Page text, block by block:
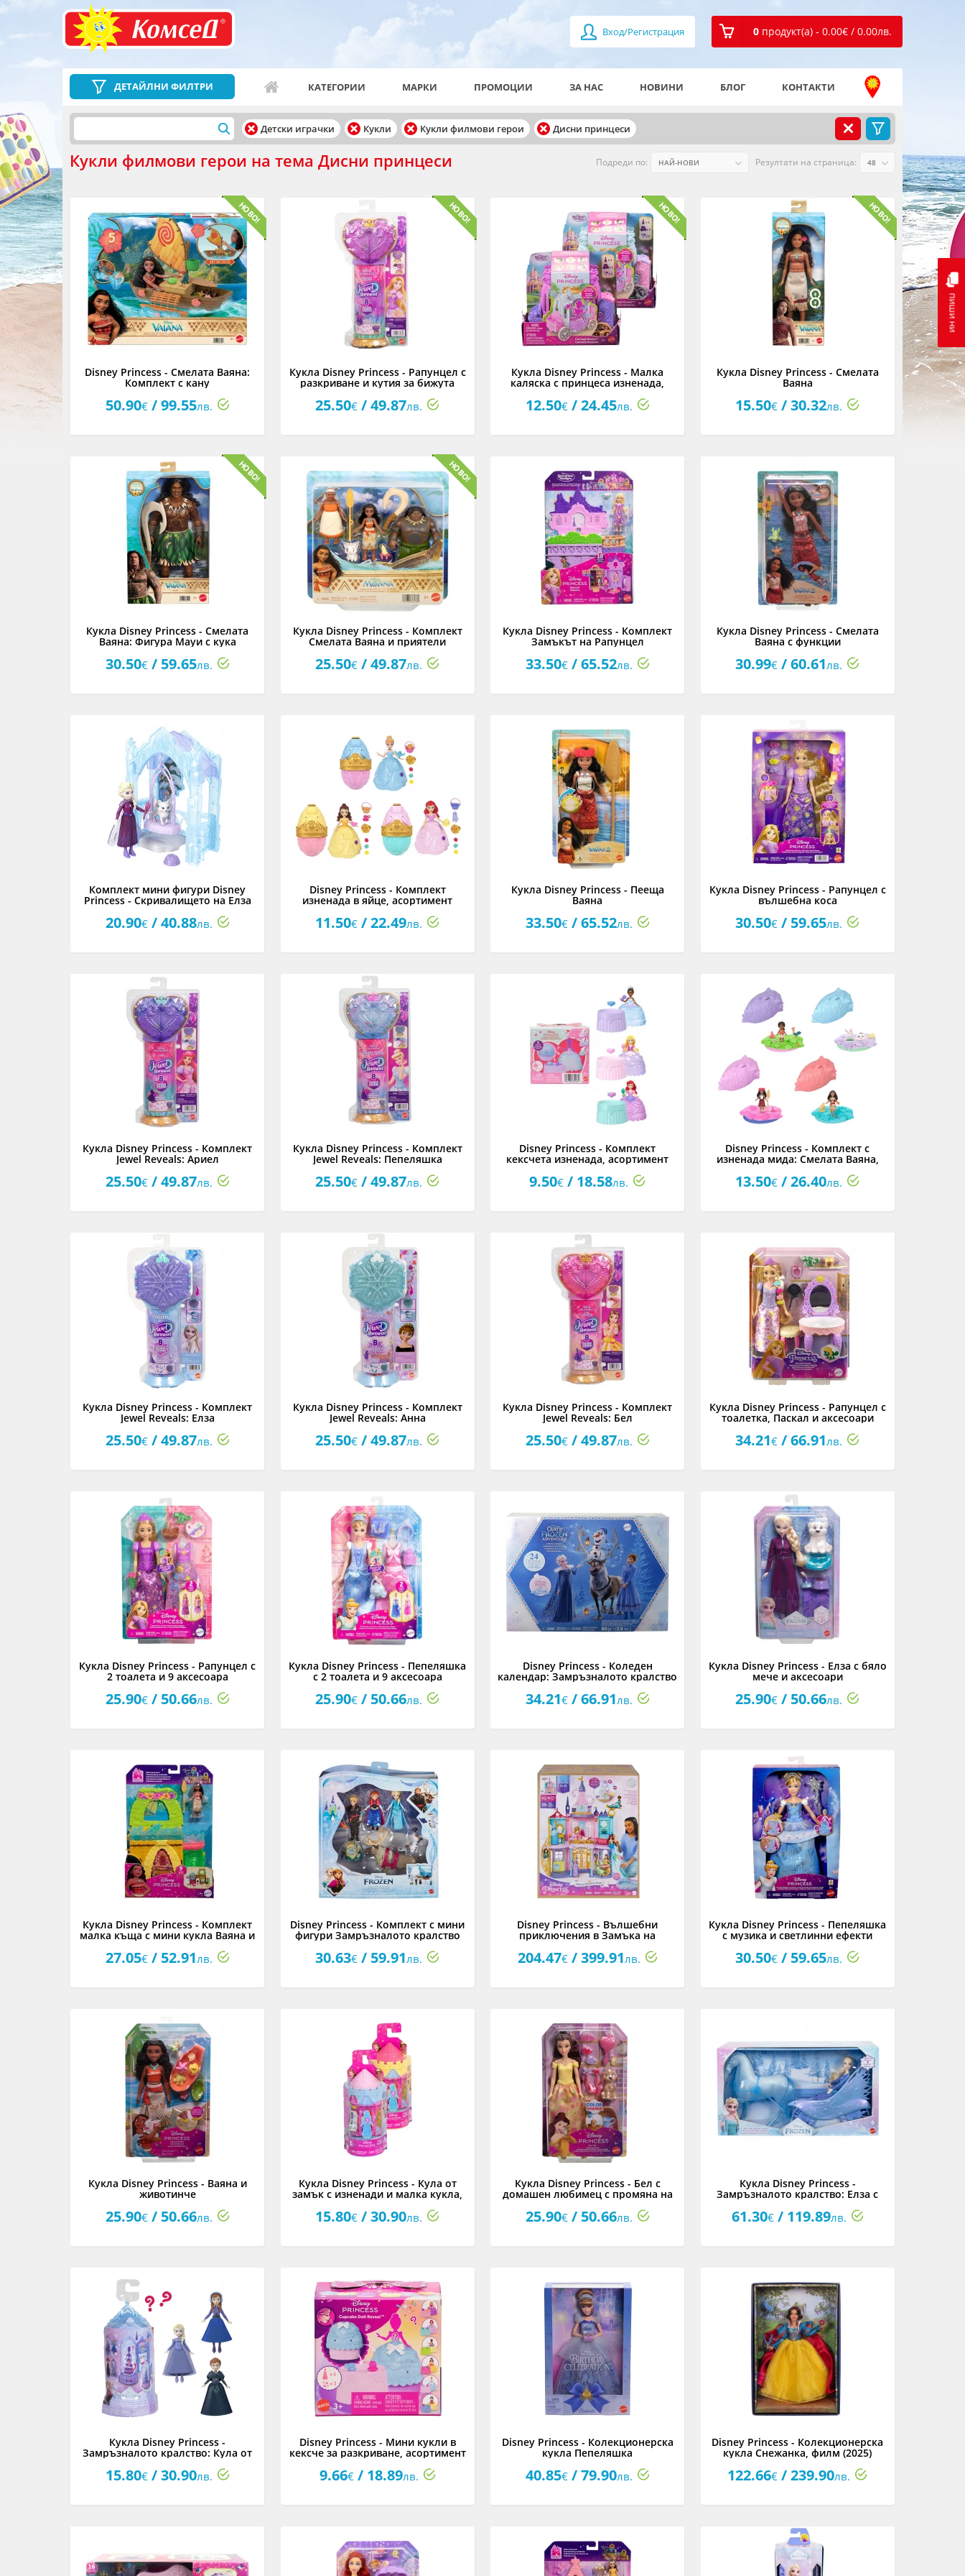
Вход/Регистрация 0 продукт(а) - 0.00€ / 0.00лв.
пиши ни
ДЕТАЙЛНИ ФИЛТРИ КАТЕГОРИИ МАРКИ ПРОМОЦИИ ЗА НАС НОВИНИ БЛОГ КОНТАКТИ
Детски играчки Кукли Кукли филмови герои Дисни принцеси
Кукли филмови герои на тема Дисни принцеси Подреди по: Резултати на страница:
Disney Princess - Смелата Ваяна:
Комплект с кану
50.90€/ 99.55лв.
Кукла Disney Princess - Рапунцел с
разкриване и кутия за бижута
25.50€ / 49.87лв.
Кукла Disney Princess - Малка
каляска с принцеса изненада,
12.50€/ 24.45лв.
Кукла Disney Princess - Смелата
Ваяна
15.50€ / 30.32лв.
Кукла Disney Princess - Смелата
Ваяна: Фигура Мауи с кука
30.50€/ 59.65лв.
Кукла Disney Princess - Комплект
Смелата Ваяна и приятели
25.50€ / 49.87лв.
Кукла Disney Princess - Комплект
Замъкът на Рапунцел
33.50€/ 65.52лв.
Кукла Disney Princess - Смелата
Ваяна с функции
30.99€ / 60.61лв.
Комплект мини фигури Disney
Princess - Скривалището на Елза
20.90€/ 40.88лв.
Disney Princess - Комплект
изненада в яйце, асортимент
11.50€ / 22.49лв.
Кукла Disney Princess - Пееща
Ваяна
33.50€/ 65.52лв.
Кукла Disney Princess - Рапунцел с
вълшебна коса
30.50€ / 59.65лв.
Кукла Disney Princess - Комплект
Jewel Reveals: Ариел
25.50€/ 49.87лв.
Кукла Disney Princess - Комплект
Jewel Reveals: Пепеляшка
25.50€ / 49.87лв.
Disney Princess - Комплект
кексчета изненада, асортимент
9.50€ / 18.58лв.
Disney Princess - Комплект с
изненада мида: Смелата Ваяна,
13.50€ / 26.40лв.
Кукла Disney Princess - Комплект
Jewel Reveals: Елза
25.50€/ 49.87лв.
Кукла Disney Princess - Комплект
Jewel Reveals: Анна
25.50€ / 49.87лв.
Кукла Disney Princess - Комплект
Jewel Reveals: Бел
25.50€/ 49.87лв.
Кукла Disney Princess - Рапунцел с
тоалетка, Паскал и аксесоари
34.21€ / 66.91лв.
Кукла Disney Princess - Рапунцел с
2 тоалета и 9 аксесоара
25.90€/ 50.66лв.
Кукла Disney Princess - Пепеляшка
с 2 тоалета и 9 аксесоара
25.90€ / 50.66лв.
Disney Princess - Коледен
календар: Замръзналото кралство
34.21€/ 66.91лв.
Кукла Disney Princess - Елза с бяло
мече и аксесоари
25.90€ / 50.66лв.
Кукла Disney Princess - Комплект
малка къща с мини кукла Ваяна и
27.05€/ 52.91лв.
Disney Princess - Комплект с мини
фигури Замръзналото кралство
30.63€ / 59.91лв.
Disney Princess - Вълшебни
приключения в Замъка на
204.47€/ 399.91лв.
Кукла Disney Princess - Пепеляшка
с музика и светлинни ефекти
30.50€ / 59.65лв.
Кукла Disney Princess - Ваяна и
животинче
25.90€/ 50.66лв.
Кукла Disney Princess - Кула от
замък с изненади и малка кукла,
15.80€ / 30.90лв.
Кукла Disney Princess - Бел с
домашен любимец с промяна на
25.90€/ 50.66лв.
Кукла Disney Princess -
Замръзналото кралство: Елза с
61.30€/ 119.89лв.
Кукла Disney Princess -
Замръзналото кралство: Кула от
15.80€/ 30.90лв.
Disney Princess - Мини кукли в
кексче за разкриване, асортимент
9.66€/ 18.89лв.
Disney Princess - Колекционерска
кукла Пепеляшка
40.85€/ 79.90лв.
Disney Princess - Колекционерска
кукла Снежанка, филм (2025)
122.66€ / 239.90лв.